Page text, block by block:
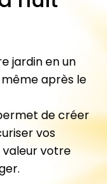
jardin en un
après le
de créer
vos
votre